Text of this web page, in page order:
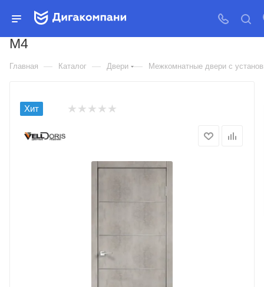
ДВЕРЬ МЕЖКОМНАТНАЯ
VELLDORIS ЭКОШПОН TECHNO
M4
Главная — Каталог — Двери — Межкомнатные двери с
Хит